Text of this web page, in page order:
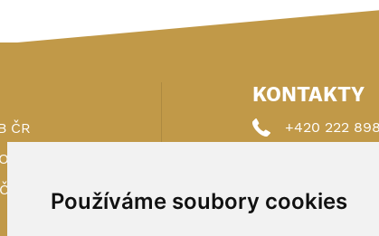
Používáme soubory cookies
ČR
KONTAKTY
+420 222